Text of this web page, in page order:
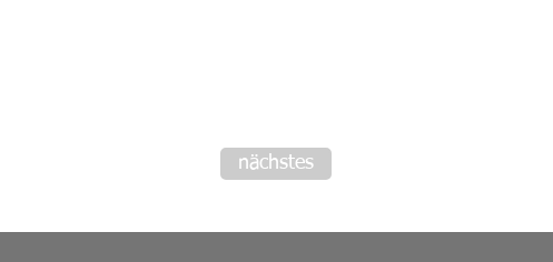
nächstes